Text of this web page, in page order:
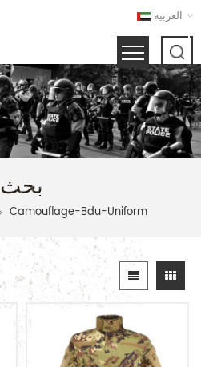
العربية
بحث
Camouflage-Bdu-Uniform